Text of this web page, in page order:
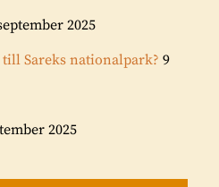
2025
Sareks nationalpark? 9
2025